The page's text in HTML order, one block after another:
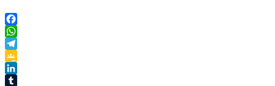
Facebook
WhatsApp
Telegram
Google
Classroom
LinkedIn